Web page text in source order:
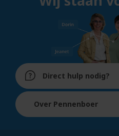
Direct hulp nodig?
Over Pennenboer